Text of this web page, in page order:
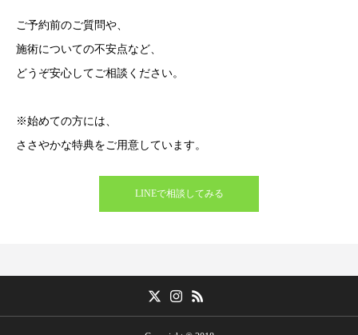
ご予約前のご質問や、
施術についての不安点など、
どうぞ安心してご相談ください。
※始めての方には、
ささやかな特典をご用意しています。
LINEで相談してみる